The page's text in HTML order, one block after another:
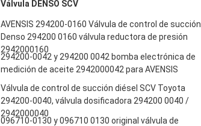
Válvula DENSO SCV
AVENSIS 294200-0160 Válvula de control de succión
Denso 294200 0160 válvula reductora de presión
2942000160
294200-0042 y 294200 0042 bomba electrónica de
medición de aceite 2942000042 para AVENSIS
Válvula de control de succión diésel SCV Toyota
294200-0040, válvula dosificadora 294200 0040 /
2942000040
096710-0130 y 096710 0130 original válvula de